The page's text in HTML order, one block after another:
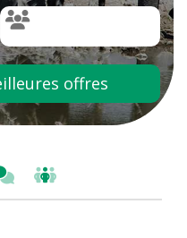
offres